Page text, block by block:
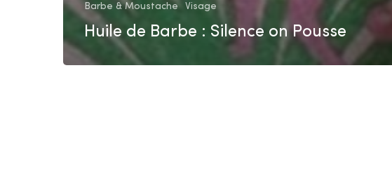
Barbe & Moustache Visage
Huile de Barbe : Silence on Pousse